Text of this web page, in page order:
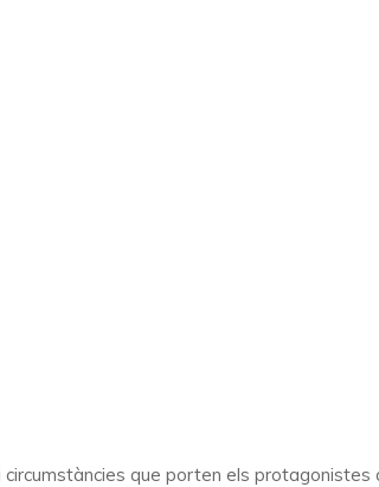
que porten els protagonistes